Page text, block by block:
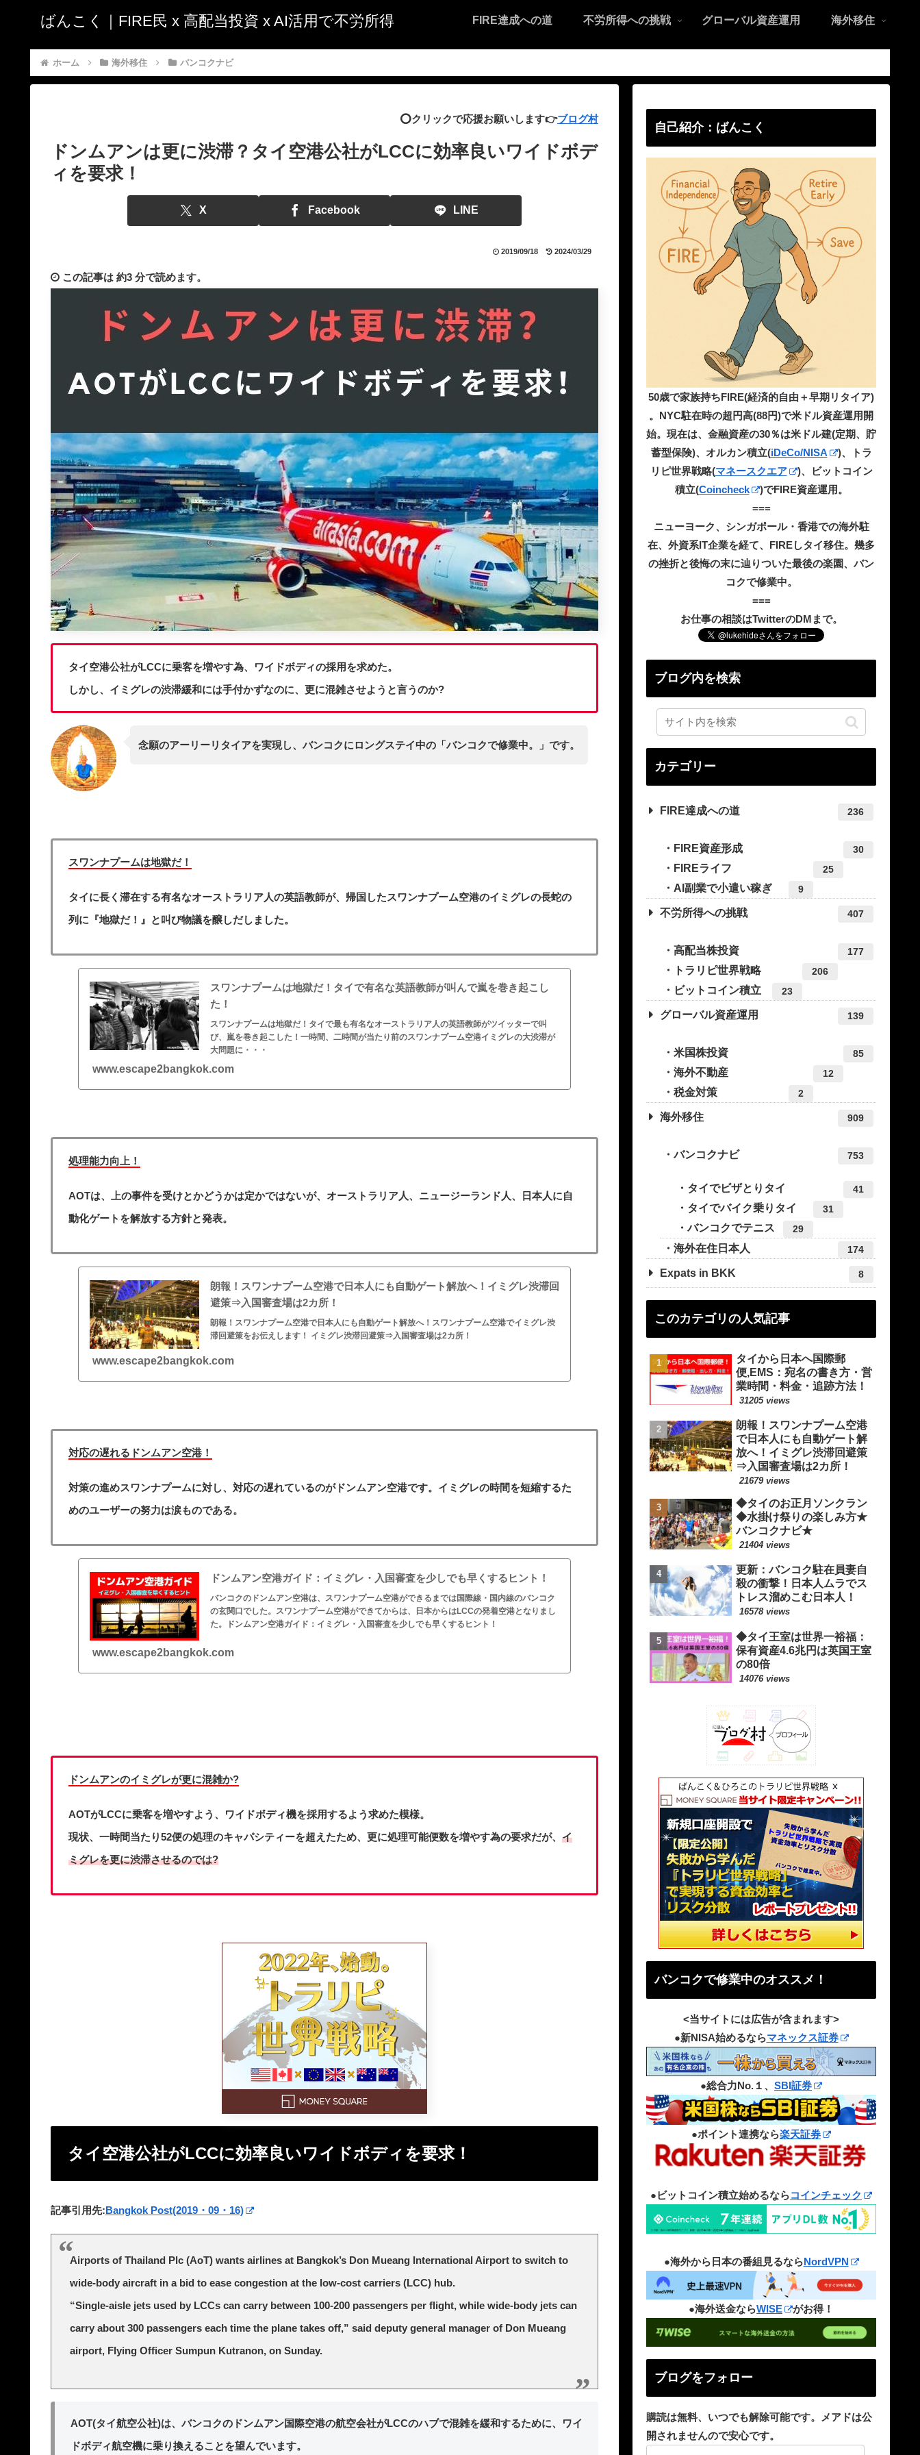
ばんこく｜FIRE民 x 高配当投資 x AI活用で不労所得 FIRE達成への道 不労所得への挑戦 グローバル資産運用 海外移住
ホーム 海外移住 バンコクナビ
⭕️クリックで応援お願いします👉ブログ村
ドンムアンは更に渋滞？タイ空港公社がLCCに効率良いワイドボデ
ィを要求！
X Facebook LINE
2019/09/18 2024/03/29
この記事は 約3 分で読めます。
タイ空港公社がLCCに乗客を増やす為、ワイドボディの採用を求めた。
しかし、イミグレの渋滞緩和には手付かずなのに、更に混雑させようと言うのか?
念願のアーリーリタイアを実現し、バンコクにロングステイ中の「バンコクで修業中。」です。
スワンナプームは地獄だ！
タイに長く滞在する有名なオーストラリア人の英語教師が、帰国したスワンナプーム空港のイミグレの長蛇の
列に『地獄だ！』と叫び物議を醸しだしました。
スワンナプームは地獄だ！タイで有名な英語教師が叫んで嵐を巻き起こし
た！
スワンナプームは地獄だ！タイで最も有名なオーストラリア人の英語教師がツイッターで叫
び、嵐を巻き起こした！一時間、二時間が当たり前のスワンナプーム空港イミグレの大渋滞が
大問題に・・・
www.escape2bangkok.com
処理能力向上！
AOTは、上の事件を受けとかどうかは定かではないが、オーストラリア人、ニュージーランド人、日本人に自
動化ゲートを解放する方針と発表。
朗報！スワンナプーム空港で日本人にも自動ゲート解放へ！イミグレ渋滞回
避策⇒入国審査場は2カ所！
朗報！スワンナプーム空港で日本人にも自動ゲート解放へ！スワンナプーム空港でイミグレ渋
滞回避策をお伝えします！ イミグレ渋滞回避策⇒入国審査場は2カ所！
www.escape2bangkok.com
対応の遅れるドンムアン空港！
対策の進めスワンナプームに対し、対応の遅れているのがドンムアン空港です。イミグレの時間を短縮するた
めのユーザーの努力は涙ものである。
ドンムアン空港ガイド：イミグレ・入国審査を少しでも早くするヒント！
バンコクのドンムアン空港は、スワンナプーム空港ができるまでは国際線・国内線のバンコク
の玄関口でした。スワンナプーム空港ができてからは、日本からはLCCの発着空港となりまし
た。ドンムアン空港ガイド：イミグレ・入国審査を少しでも早くするヒント！
www.escape2bangkok.com
ドンムアンのイミグレが更に混雑か?
AOTがLCCに乗客を増やすよう、ワイドボディ機を採用するよう求めた模様。
現状、一時間当たり52便の処理のキャパシティーを超えたため、更に処理可能便数を増やす為の要求だが、 イ
ミグレを更に渋滞させるのでは?
タイ空港公社がLCCに効率良いワイドボディを要求！
記事引用先:Bangkok Post(2019・09・16)
Airports of Thailand Plc (AoT) wants airlines at Bangkok’s Don Mueang International Airport to switch to
wide-body aircraft in a bid to ease congestion at the low-cost carriers (LCC) hub.
“Single-aisle jets used by LCCs can carry between 100-200 passengers per flight, while wide-body jets can
carry about 300 passengers each time the plane takes off,” said deputy general manager of Don Mueang
airport, Flying Officer Sumpun Kutranon, on Sunday.
AOT(タイ航空公社)は、バンコクのドンムアン国際空港の航空会社がLCCのハブで混雑を緩和するために、ワイ
ドボディ航空機に乗り換えることを望んでいます。
自己紹介：ばんこく
50歳で家族持ちFIRE(経済的自由＋早期リタイア)
。NYC駐在時の超円高(88円)で米ドル資産運用開
始。現在は、金融資産の30％は米ドル建(定期、貯
蓄型保険)、オルカン積立(iDeCo/NISA
)、トラ
リピ世界戦略(マネースクエア
)、ビットコイン
積立(Coincheck
)でFIRE資産運用。
===
ニューヨーク、シンガポール・香港での海外駐
在、外資系IT企業を経て、FIREしタイ移住。幾多
の挫折と後悔の末に辿りついた最後の楽園、バン
コクで修業中。
===
お仕事の相談はTwitterのDMまで。
ブログ内を検索
カテゴリー
FIRE達成への道 236
FIRE資産形成 30
FIREライフ 25
AI副業で小遣い稼ぎ 9
不労所得への挑戦 407
高配当株投資 177
トラリピ世界戦略 206
ビットコイン積立 23
グローバル資産運用 139
米国株投資 85
海外不動産 12
税金対策 2
海外移住 909
バンコクナビ 753
タイでビザとりタイ 41
タイでバイク乗りタイ 31
バンコクでテニス 29
海外在住日本人 174
Expats in BKK 8
このカテゴリの人気記事
タイから日本へ国際郵
便,EMS：宛名の書き方・営
業時間・料金・追跡方法！
31205 views
朗報！スワンナプーム空港
で日本人にも自動ゲート解
放へ！イミグレ渋滞回避策
⇒入国審査場は2カ所！
21679 views
◆タイのお正月ソンクラン
◆水掛け祭りの楽しみ方★
バンコクナビ★
21404 views
更新：バンコク駐在員妻自
殺の衝撃！日本人ムラでス
トレス溜めこむ日本人！
16578 views
◆タイ王室は世界一裕福：
保有資産4.6兆円は英国王室
の80倍
14076 views
バンコクで修業中のオススメ！
<当サイトには広告が含まれます>
●新NISA始めるならマネックス証券
●総合力No.１、 SBI証券
●ポイント連携なら楽天証券
●ビットコイン積立始めるならコインチェック
●海外から日本の番組見るならNordVPN
●海外送金ならWISE がお得！
ブログをフォロー
購読は無料、いつでも解除可能です。メアドは公
開されませんので安心です。